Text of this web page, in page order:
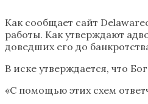
Как сообщает сайт
работы. Как утверждают
доведших его до
В иске утверждается, что
«С помощью этих схем